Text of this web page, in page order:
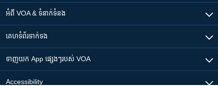
អំពី​ VOA & ទំនាក់ទំនង
គេហទំព័រ​​ទាក់ទង
ទាញយក​ App ផ្សេងៗ​របស់​ VOA
Accessibility